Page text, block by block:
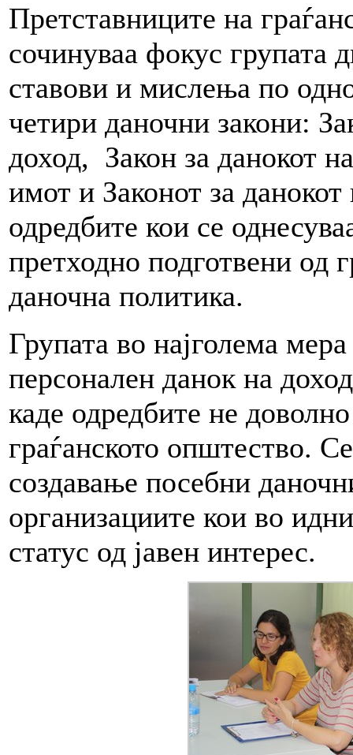
Претставниците на
сочинуваа фокус групата
ставови и мислења по
четири даночни закони:
доход, Закон за данокот
имот и Законот за
одредбите кои се
претходно подготвени од
даночна политика.
Групата во најголема
персонален данок на
каде одредбите не
граѓанското општество.
создавање посебни
организациите кои во
статус од јавен интерес.